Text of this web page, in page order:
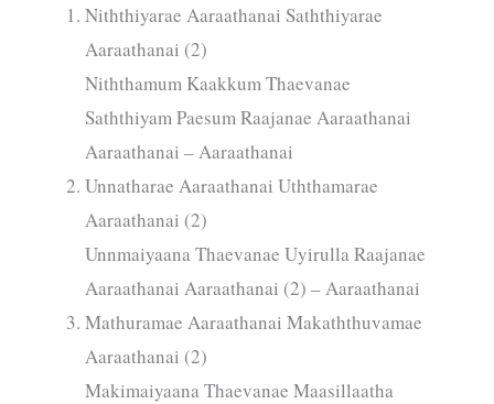
Niththiyarae Aaraathanai Saththiyarae
Aaraathanai (2)
Niththamum Kaakkum Thaevanae
Saththiyam Paesum Raajanae Aaraathanai
Aaraathanai – Aaraathanai
Unnatharae Aaraathanai Uththamarae
Aaraathanai (2)
Unnmaiyaana Thaevanae Uyirulla Raajanae
Aaraathanai Aaraathanai (2) – Aaraathanai
Mathuramae Aaraathanai Makaththuvamae
Aaraathanai (2)
Makimaiyaana Thaevanae Maasillaatha